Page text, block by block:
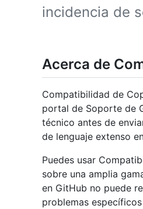
incidencia de
Acerca de
Compatibilidad de
portal de Soporte de
técnico antes de
de lenguaje extenso
Puedes usar
sobre una amplia
en GitHub no puede
problemas